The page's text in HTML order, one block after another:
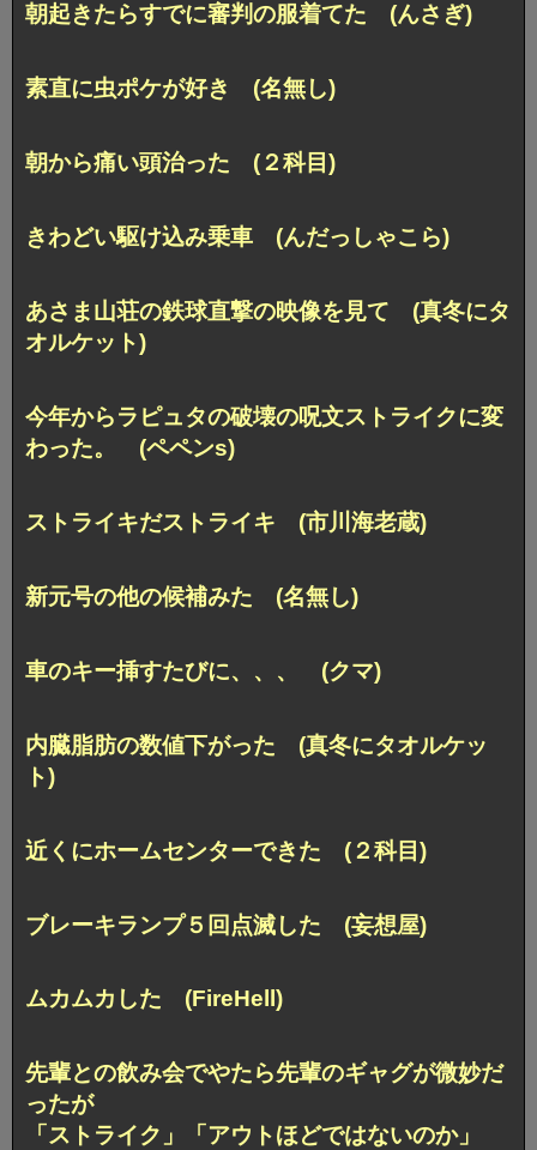
朝起きたらすでに審判の服着てた (んさぎ)
素直に虫ポケが好き (名無し)
朝から痛い頭治った (２科目)
きわどい駆け込み乗車 (んだっしゃこら)
あさま山荘の鉄球直撃の映像を見て (真冬にタ
オルケット)
今年からラピュタの破壊の呪文ストライクに変
わった。 (ペペンs)
ストライキだストライキ (市川海老蔵)
新元号の他の候補みた (名無し)
車のキー挿すたびに、、、 (クマ)
内臓脂肪の数値下がった (真冬にタオルケッ
ト)
近くにホームセンターできた (２科目)
ブレーキランプ５回点滅した (妄想屋)
ムカムカした (FireHell)
先輩との飲み会でやたら先輩のギャグが微妙だ
ったが
「ストライク」「アウトほどではないのか」